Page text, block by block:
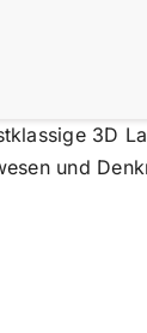
3D
und
Was die
leisten